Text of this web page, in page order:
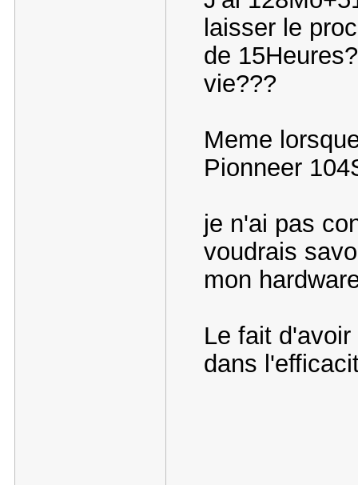
laisser le
de
vie???
Meme
Pionneer
je n'ai pas
voudrais
mon
Le fait
dans